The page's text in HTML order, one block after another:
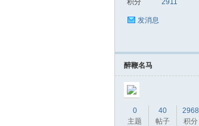
积分 2911
发消息
醉鞭名马
0
主题
40
帖子
2968
积分